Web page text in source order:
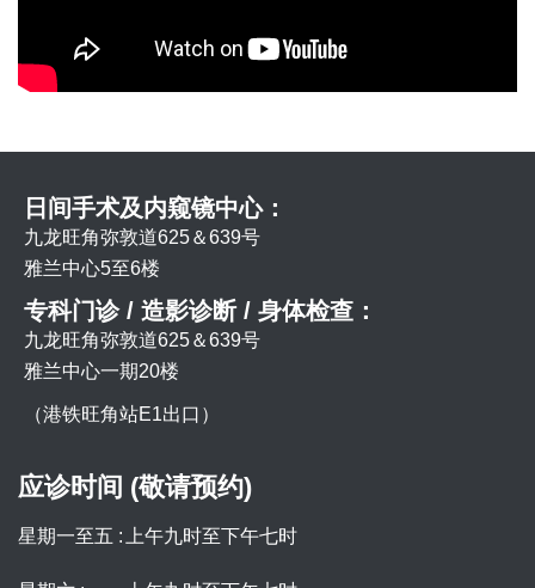
日间手术及内窥镜中心：
九龙旺角弥敦道625＆639号
雅兰中心5至6楼
专科门诊 / 造影诊断 / 身体检查：
九龙旺角弥敦道625＆639号
雅兰中心一期20楼
（港铁旺角站E1出口）
应诊时间 (敬请预约)
星期一至五 : 上午九时至下午七时